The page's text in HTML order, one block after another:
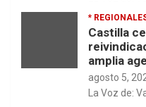
*
Castilla
amplia
agosto 5,
La Voz de: